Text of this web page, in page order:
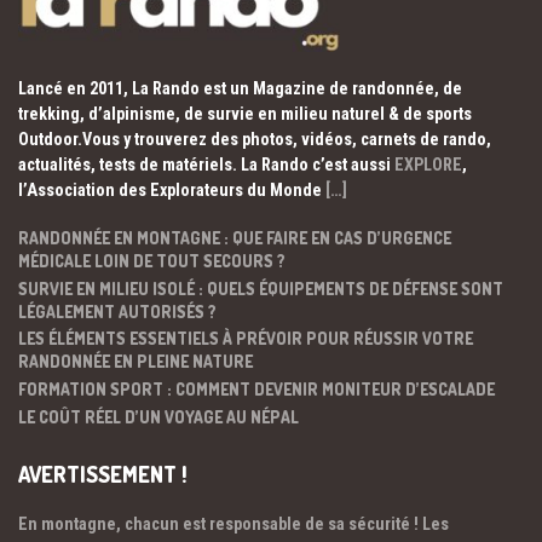
Lancé en 2011, La Rando est un Magazine de randonnée, de
trekking, d’alpinisme, de survie en milieu naturel & de sports
Outdoor.Vous y trouverez des photos, vidéos, carnets de rando,
actualités, tests de matériels. La Rando c’est aussi EXPLORE,
l’Association des Explorateurs du Monde […]
RANDONNÉE EN MONTAGNE : QUE FAIRE EN CAS D’URGENCE
MÉDICALE LOIN DE TOUT SECOURS ?
SURVIE EN MILIEU ISOLÉ : QUELS ÉQUIPEMENTS DE DÉFENSE SONT
LÉGALEMENT AUTORISÉS ?
LES ÉLÉMENTS ESSENTIELS À PRÉVOIR POUR RÉUSSIR VOTRE
RANDONNÉE EN PLEINE NATURE
FORMATION SPORT : COMMENT DEVENIR MONITEUR D’ESCALADE
LE COÛT RÉEL D’UN VOYAGE AU NÉPAL
AVERTISSEMENT !
En montagne, chacun est responsable de sa sécurité ! Les